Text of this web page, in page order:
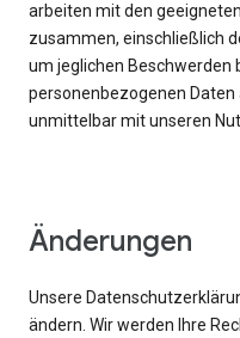
arbeiten mit den
zusammen, einschließlich
um jeglichen
personenbezogenen
unmittelbar mit unseren
Änderungen
Unsere
ändern. Wir werden Ihre